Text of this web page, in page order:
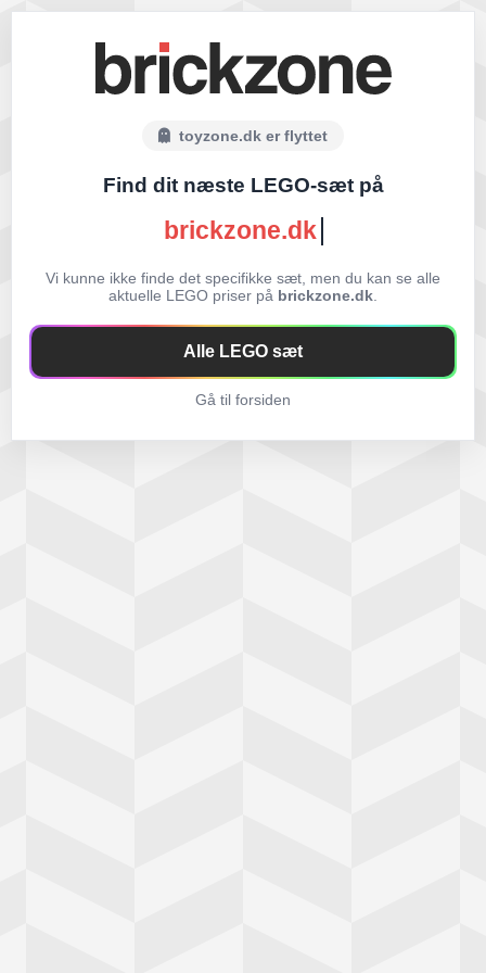
toyzone.dk er flyttet
Find dit næste LEGO-sæt på
brickzone.dk
Vi kunne ikke finde det specifikke sæt, men du kan se alle
aktuelle LEGO priser på brickzone.dk
Alle LEGO sæt
Gå til forsiden